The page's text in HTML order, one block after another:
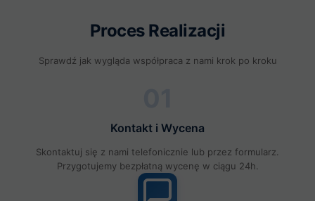
Proces Realizacji
Sprawdź jak wygląda współpraca z nami krok po kroku
Kontakt i Wycena
Skontaktuj się z nami telefonicznie lub przez formularz.
Przygotujemy bezpłatną wycenę w ciągu 24h.